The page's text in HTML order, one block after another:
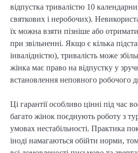
відпустка тривалістю 10
святкових і неробочих).
їх можна взяти пізніше або
при звільненні. Якщо є кілька
інвалідністю), тривалість може
жінка має право на відпустку у
встановлення неповного робочого
Ці гарантії особливо цінні під час
багато жінок поєднують роботу з
умовах нестабільності. Практика
іноді намагаються обійти норми,